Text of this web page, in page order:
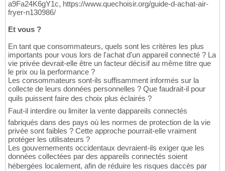
a9Fa24K6gY1c, https://www.quechoisir.org/guide-d-achat-air-
fryer-n130986/
Et vous ?
En tant que consommateurs, quels sont les critères les plus
importants pour vous lors de l'achat d'un appareil connecté ? La
vie privée devrait-elle être un facteur décisif au même titre que
le prix ou la performance ?
Les consommateurs sont-ils suffisamment informés sur la
collecte de leurs données personnelles ? Que faudrait-il pour
quils puissent faire des choix plus éclairés ?
Faut-il interdire ou limiter la vente dappareils connectés
fabriqués dans des pays où les normes de protection de la vie
privée sont faibles ? Cette approche pourrait-elle vraiment
protéger les utilisateurs ?
Les gouvernements occidentaux devraient-ils exiger que les
données collectées par des appareils connectés soient
hébergées localement, afin de réduire les risques daccès par